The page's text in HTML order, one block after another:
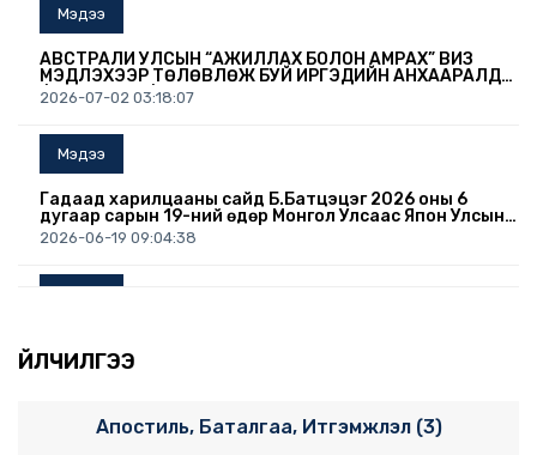
Мэдээ
АВСТРАЛИ УЛСЫН “АЖИЛЛАХ БОЛОН АМРАХ” ВИЗ
МЭДҮҮЛЭХЭЭР ТӨЛӨВЛӨЖ БУЙ ИРГЭДИЙН АНХААРАЛД
/2026.07.02/
2026-07-02 03:18:07
Мэдээ
Гадаад харилцааны сайд Б.Батцэцэг 2026 оны 6
дугаар сарын 19-ний өдөр Монгол Улсаас Япон Улсын
Осака хотноо суух Ерөнхий консул А.Дэлгэрмаад
Консулын патентыг нь гардуулав.
2026-06-19 09:04:38
ЗӨВШӨӨРӨЛ ХҮСЭХЭЭР ТӨЛӨВЛӨЖ БУЙ ИРГЭДЭД
Мэдээ
ҮЙЛЧИЛГЭЭ
Апостиль, Баталгаа, Итгэмжлэл (3)